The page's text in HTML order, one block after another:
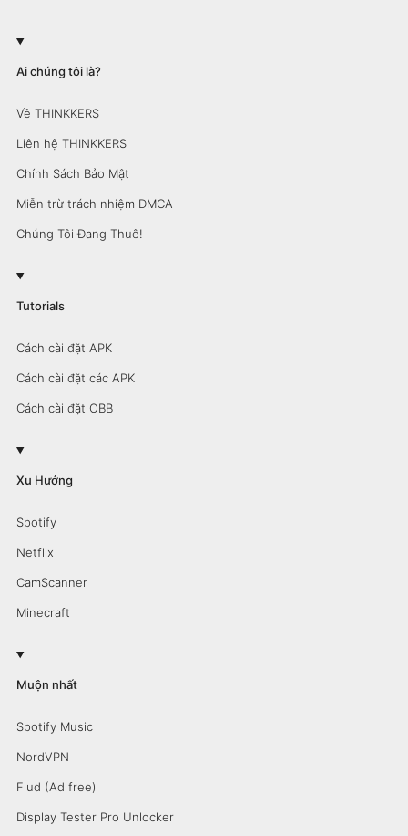
Ai chúng tôi là?
Về THINKKERS
Liên hệ THINKKERS
Chính Sách Bảo Mật
Miễn trừ trách nhiệm DMCA
Chúng Tôi Đang Thuê!
Tutorials
Cách cài đặt APK
Cách cài đặt các APK
Cách cài đặt OBB
Xu Hướng
Spotify
Netflix
CamScanner
Minecraft
Muộn nhất
Spotify Music
NordVPN
Flud (Ad free)
Display Tester Pro Unlocker